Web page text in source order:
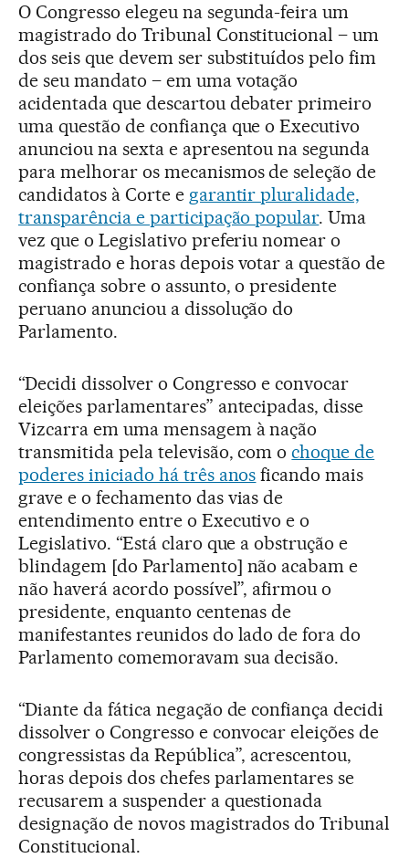
O Congresso elegeu na segunda-feira um
magistrado do Tribunal Constitucional – um
dos seis que devem ser substituídos pelo fim
de seu mandato – em uma votação
acidentada que descartou debater primeiro
uma questão de confiança que o Executivo
anunciou na sexta e apresentou na segunda
para melhorar os mecanismos de seleção de
candidatos à Corte e garantir pluralidade,
transparência e participação popular. Uma
vez que o Legislativo preferiu nomear o
magistrado e horas depois votar a questão de
confiança sobre o assunto, o presidente
peruano anunciou a dissolução do
Parlamento.
“Decidi dissolver o Congresso e convocar
eleições parlamentares” antecipadas, disse
Vizcarra em uma mensagem à nação
transmitida pela televisão, com ochoque de
poderes iniciado há três anos ficando mais
grave e o fechamento das vias de
entendimento entre o Executivo e o
Legislativo. “Está claro que a obstrução e
blindagem [do Parlamento] não acabam e
não haverá acordo possível”, afirmou o
presidente, enquanto centenas de
manifestantes reunidos do lado de fora do
Parlamento comemoravam sua decisão.
“Diante da fática negação de confiança decidi
dissolver o Congresso e convocar eleições de
congressistas da República”, acrescentou,
horas depois dos chefes parlamentares se
recusarem a suspender a questionada
designação de novos magistrados do Tribunal
Constitucional.